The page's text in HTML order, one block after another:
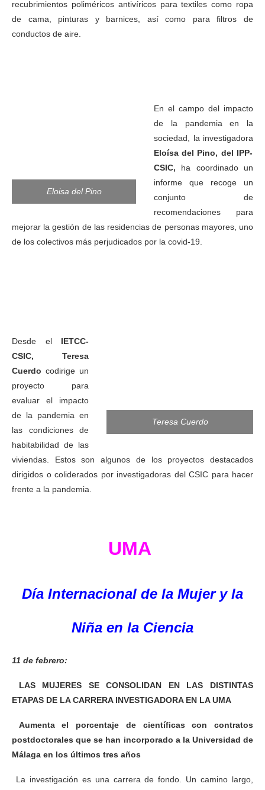
recubrimientos poliméricos antivíricos para textiles como ropa
de cama, pinturas y barnices, así como para filtros de
conductos de aire.
Eloisa del Pino
En el campo del impacto
de la pandemia en la
sociedad, la investigadora
Eloísa del Pino, del IPP-
CSIC, ha coordinado un
informe que recoge un
conjunto de
recomendaciones para
mejorar la gestión de las residencias de personas mayores, uno
de los colectivos más perjudicados por la covid-19.
Teresa Cuerdo
Desde el IETCC-
CSIC, Teresa
Cuerdo codirige un
proyecto para
evaluar el impacto
de la pandemia en
las condiciones de
habitabilidad de las
viviendas. Estos son algunos de los proyectos destacados
dirigidos o coliderados por investigadoras del CSIC para hacer
frente a la pandemia.
UMA
Día Internacional de la Mujer y la
Niña en la Ciencia
11 de febrero:
LAS MUJERES SE CONSOLIDAN EN LAS DISTINTAS
ETAPAS DE LA CARRERA INVESTIGADORA EN LA UMA
Aumenta el porcentaje de científicas con contratos
postdoctorales que se han incorporado a la Universidad de
Málaga en los últimos tres años
La investigación es una carrera de fondo. Un camino largo,